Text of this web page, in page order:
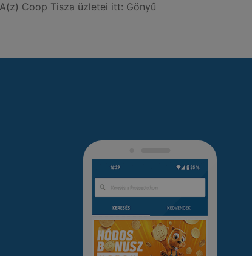
A(z) Coop Tisza üzletei itt: Gönyű